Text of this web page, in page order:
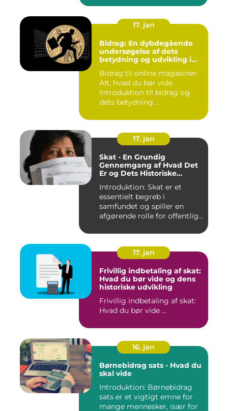
17. jan
Bidrag: En dybdegående
undersøgelse af dets
betydning og udvikling i
Bidrag til online magasiner:
Alt, hvad du bør vide
Introduktion til bidrag og
dets betydning ...
17. jan
Skat - En Grundig
Gennemgang af Hvad Det
Er og Dets Historiske
Introduktion: Skat er et
essentielt begreb i
samfundet og spiller en
afgørende rolle for offentlige
17. jan
Frivillig indbetaling af skat:
Hvad du bør vide og dens
historiske udvikling
Frivillig indbetaling af skat:
Hvad du bør vide ...
16. jan
Børnebidrag sats - Hvad du
skal vide
Introduktion: Børnebidrag
sats er et vigtigt emne for
mange mennesker, især for